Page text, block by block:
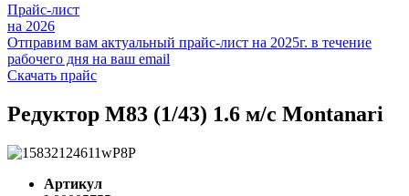
Прайс-лист
на 2026
Отправим вам актуальный прайс-лист на 2025г. в течение
рабочего дня на ваш email
Скачать прайс
Редуктор М83 (1/43) 1.6 м/с Montanari
Артикул